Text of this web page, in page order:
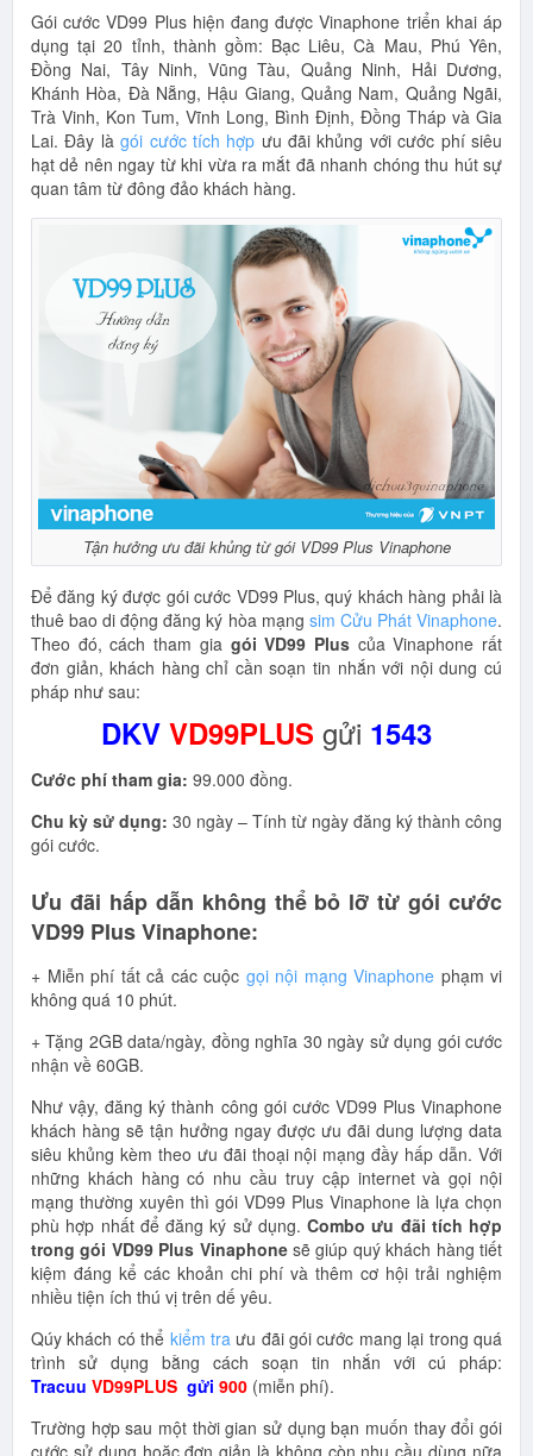
Gói cước VD99 Plus hiện đang được Vinaphone triển khai áp
dụng tại 20 tỉnh, thành gồm: Bạc Liêu, Cà Mau, Phú Yên,
Đồng Nai, Tây Ninh, Vũng Tàu, Quảng Ninh, Hải Dương,
Khánh Hòa, Đà Nẵng, Hậu Giang, Quảng Nam, Quảng Ngãi,
Trà Vinh, Kon Tum, Vĩnh Long, Bình Định, Đồng Tháp và Gia
Lai. Đây làgói cước tích hợp ưu đãi khủng với cước phí siêu
hạt dẻ nên ngay từ khi vừa ra mắt đã nhanh chóng thu hút sự
quan tâm từ đông đảo khách hàng.
Tận hưởng ưu đãi khủng từ gói VD99 Plus Vinaphone
Để đăng ký được gói cước VD99 Plus, quý khách hàng phải là
thuê bao di động đăng ký hòa mạng sim Cửu Phát Vinaphone.
Theo đó, cách tham gia gói VD99 Pluscủa Vinaphone rất
đơn giản, khách hàng chỉ cần soạn tin nhắn với nội dung cú
pháp như sau:
DKV VD99PLUS gửi 1543
Cước phí tham gia: 99.000 đồng.
Chu kỳ sử dụng: 30 ngày – Tính từ ngày đăng ký thành công
gói cước.
Ưu đãi hấp dẫn không thể bỏ lỡ từ gói cước
VD99 Plus Vinaphone:
+ Miễn phí tất cả các cuộc gọi nội mạng Vinaphone phạm vi
không quá 10 phút.
+ Tặng 2GB data/ngày, đồng nghĩa 30 ngày sử dụng gói cước
nhận về 60GB.
Như vậy, đăng ký thành công gói cước VD99 Plus Vinaphone
khách hàng sẽ tận hưởng ngay được ưu đãi dung lượng data
siêu khủng kèm theo ưu đãi thoại nội mạng đầy hấp dẫn. Với
những khách hàng có nhu cầu truy cập internet và gọi nội
mạng thường xuyên thì gói VD99 Plus Vinaphone là lựa chọn
phù hợp nhất để đăng ký sử dụng. Combo ưu đãi tích hợp
trong gói VD99 Plus Vinaphonesẽ giúp quý khách hàng tiết
kiệm đáng kể các khoản chi phí và thêm cơ hội trải nghiệm
nhiều tiện ích thú vị trên dế yêu.
Qúy khách có thể kiểm traưu đãi gói cước mang lại trong quá
trình sử dụng bằng cách soạn tin nhắn với cú pháp:
Tracuu VD99PLUS gửi 900 (miễn phí).
Trường hợp sau một thời gian sử dụng bạn muốn thay đổi gói